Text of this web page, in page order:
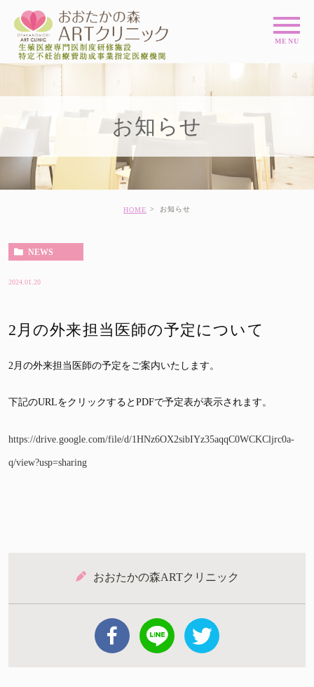
お知らせ
HOME お知らせ
NEWS
2024.01.20
2月の外来担当医師の予定について
2月の外来担当医師の予定をご案内いたします。
下記のURLをクリックするとPDFで予定表が表示されます。
https://drive.google.com/file/d/1HNz6OX2sibIYz35aqqC0WCKCljrc0a-
q/view?usp=sharing
おおたかの森ARTクリニック